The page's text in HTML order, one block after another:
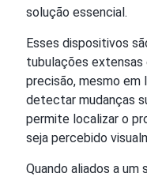
solução essencial.
Esses dispositivos
tubulações
precisão, mesmo em
detectar mudanças
permite localizar o
seja percebido
Quando aliados a